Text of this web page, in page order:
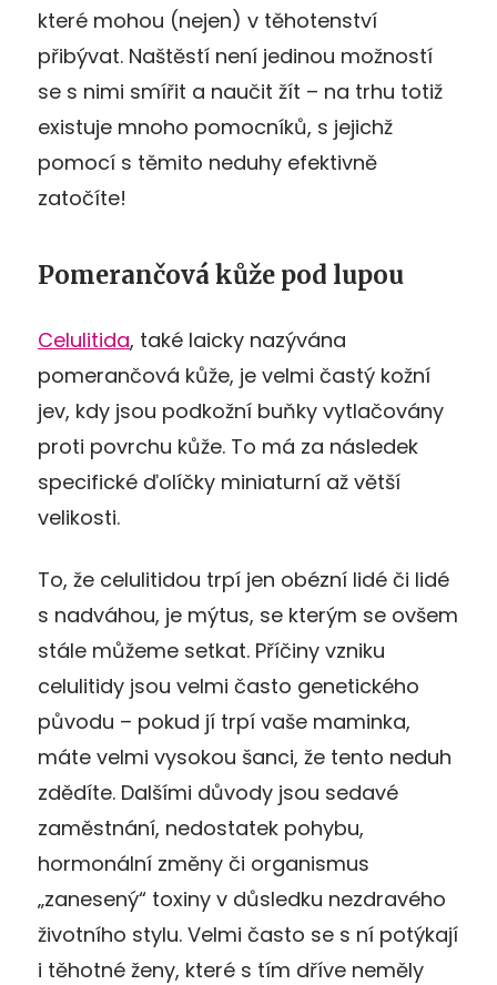
které mohou (nejen) v těhotenství
přibývat. Naštěstí není jedinou možností
se s nimi smířit a naučit žít – na trhu totiž
existuje mnoho pomocníků, s jejichž
pomocí s těmito neduhy efektivně
zatočíte!
Pomerančová kůže pod lupou
Celulitida, také laicky nazývána
pomerančová kůže, je velmi častý kožní
jev, kdy jsou podkožní buňky vytlačovány
proti povrchu kůže. To má za následek
specifické ďolíčky miniaturní až větší
velikosti.
To, že celulitidou trpí jen obézní lidé či lidé
s nadváhou, je mýtus, se kterým se ovšem
stále můžeme setkat. Příčiny vzniku
celulitidy jsou velmi často genetického
původu – pokud jí trpí vaše maminka,
máte velmi vysokou šanci, že tento neduh
zdědíte. Dalšími důvody jsou sedavé
zaměstnání, nedostatek pohybu,
hormonální změny či organismus
„zanesený“ toxiny v důsledku nezdravého
životního stylu. Velmi často se s ní potýkají
i těhotné ženy, které s tím dříve neměly